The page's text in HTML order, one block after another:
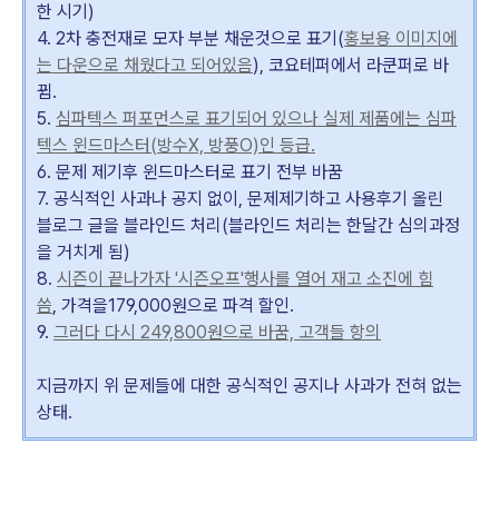
한 시기)
4. 2차 충전재로 모자 부분 채운것으로 표기(홍보용 이미지에
는 다운으로 채웠다고 되어있음), 코요테퍼에서 라쿤퍼로 바
뀜.
5. 심파텍스 퍼포먼스로 표기되어 있으나 실제 제품에는 심파
텍스 윈드마스터(방수X, 방풍O)인 등급.
6. 문제 제기후 윈드마스터로 표기 전부 바꿈
7. 공식적인 사과나 공지 없이, 문제제기하고 사용후기 올린
블로그 글을 블라인드 처리(블라인드 처리는 한달간 심의과정
을 거치게 됨)
8. 시즌이 끝나가자 '시즌오프'행사를 열어 재고 소진에 힘
씀, 가격을179,000원으로 파격 할인.
9. 그러다 다시 249,800원으로 바꿈, 고객들 항의
지금까지 위 문제들에 대한 공식적인 공지나 사과가 전혀 없는
상태.